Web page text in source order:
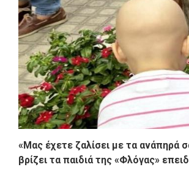
«Μας έχετε ζαλίσει με τα ανάπηρά
βρίζει τα παιδιά της «Φλόγας»